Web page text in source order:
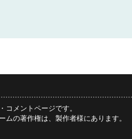
コメントページです。
ムの著作権は、製作者様にあります。